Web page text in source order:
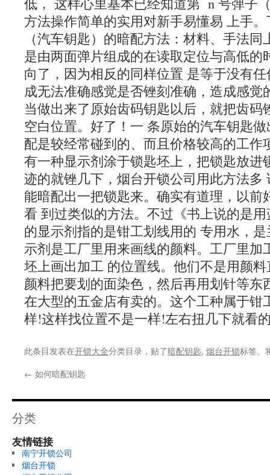
方法操作简单的实用对新手易懂易 上手
（汽车钥匙）的暗配方法：材料、手法
是由两面弹片组成的在读取定位与高低的
向了，因为相反的同样位置 是等于没有
成无法准确感觉是否锉刻准确，造成感觉
当做出来了原始齿码钥匙以后，就把齿码
空白位置。好了！一 条原始的汽车钥匙
配是较经常碰到的、而且价格较高的工作
有一种显示剂涂于锁匙坯上，把锁匙放进
迹的就锉几下，烟台开锁公司用此方法多
能暗配出一把锁匙来。确实有道理，以前
看 到过类似的方法。不过《书上说的是
的显示剂指的是钳工划线用的 专用水，
示剂是工厂里用来画线的颜料。工厂里加
坯上画出加工 的位置线。他们不是用颜
颜料把要划的面染色，然后再用划针等东
在大型的五金店有卖的。这个工种属于钳
样!这样找位置不是一样!左右扭几下就看
此条目发表在开锁大全分类目录，贴了暗配钥匙, 烟台开锁标签。
← 如何暗配钥匙
分类
友情链接
南宁开锁公司
烟台开锁